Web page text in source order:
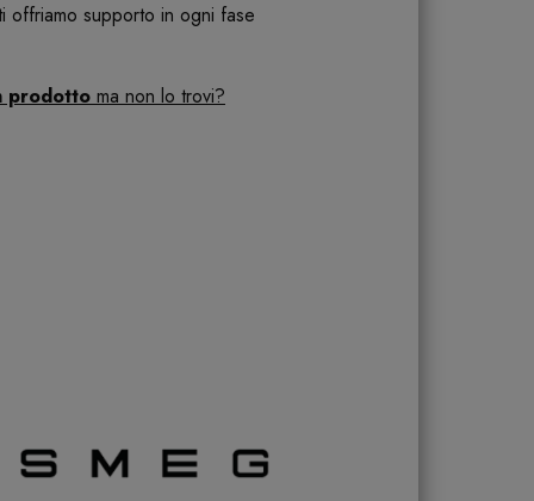
offriamo supporto in ogni fase
prodotto ma non lo trovi?